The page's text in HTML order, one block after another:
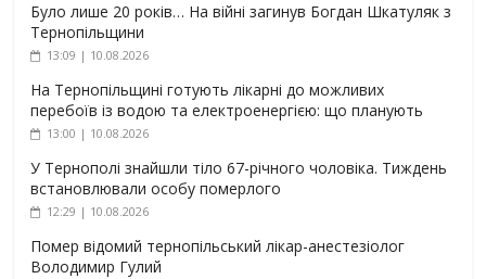
Було лише 20 років… На війні загинув Богдан Шкатуляк з
Тернопільщини
13:09 | 10.08.2026
На Тернопільщині готують лікарні до можливих
перебоїв із водою та електроенергією: що планують
13:00 | 10.08.2026
У Тернополі знайшли тіло 67-річного чоловіка. Тиждень
встановлювали особу померлого
12:29 | 10.08.2026
Помер відомий тернопільський лікар-анестезіолог
Володимир Гулий